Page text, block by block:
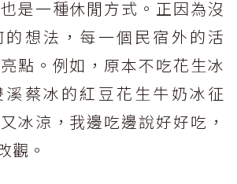
是一種休閒方式。正因為沒
想法，每一個民宿外的活
點。例如，原本不吃花生冰
蔡冰的紅豆花生牛奶冰征
冰涼，我邊吃邊說好好吃，
觀。